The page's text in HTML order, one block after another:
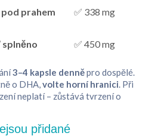
pod prahem ✅ 338 mg
splněno ✅ 450 mg
3–4 kapsle denněpro dospělé.
o DHA,volte horní hranici. Při
neplatí – zůstává tvrzení o
přidané